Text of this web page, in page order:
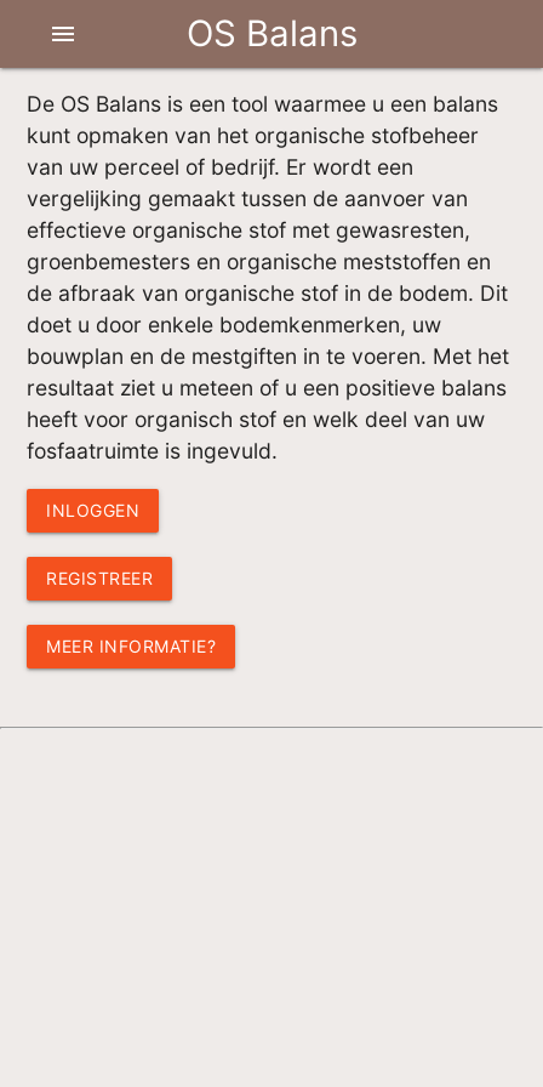
OS Balans
menu
De OS Balans is een tool waarmee u een balans
kunt opmaken van het organische stofbeheer
van uw perceel of bedrijf. Er wordt een
vergelijking gemaakt tussen de aanvoer van
effectieve organische stof met gewasresten,
groenbemesters en organische meststoffen en
de afbraak van organische stof in de bodem. Dit
doet u door enkele bodemkenmerken, uw
bouwplan en de mestgiften in te voeren. Met het
resultaat ziet u meteen of u een positieve balans
heeft voor organisch stof en welk deel van uw
fosfaatruimte is ingevuld.
INLOGGEN
REGISTREER
MEER INFORMATIE?